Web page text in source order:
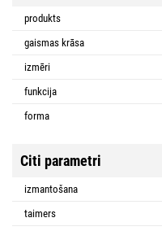
produkts
gaismas krāsa
izmēri
funkcija
forma
Citi parametri
izmantošana
taimers